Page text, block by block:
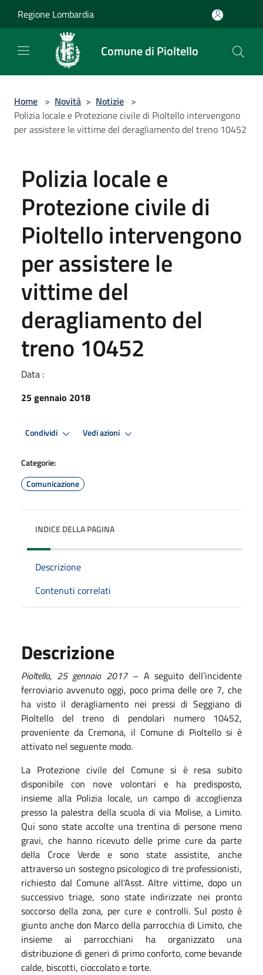
Regione Lombardia
Comune di Pioltello
Home > Novità > Notizie >
Polizia locale e Protezione civile di Pioltello intervengono
per assistere le vittime del deragliamento del treno 10452
Polizia locale e
Protezione civile di
Pioltello intervengono
per assistere le
vittime del
deragliamento del
treno 10452
Data :
25 gennaio 2018
Condividi Vedi azioni
Categorie:
Comunicazione
INDICE DELLA PAGINA
Descrizione
Contenuti correlati
Descrizione
Pioltello, 25gennaio2017– A seguito dell’incidente
ferroviario avvenuto oggi, poco prima delle ore 7, che
ha visto il deragliamento nei pressi di Seggiano di
Pioltello del treno di pendolari numero 10452,
proveniente da Cremona, il Comune di Pioltello si è
attivato nel seguente modo.
La Protezione civile del Comune si è resa subito
disponibile con nove volontari e ha predisposto,
insieme alla Polizia locale, un campo di accoglienza
presso la palestra della scuola di via Molise, a Limito.
Qui sono state accolte una trentina di persone meno
gravi, che hanno ricevuto delle prime cure da parte
della Croce Verde e sono state assistite, anche
attraverso un sostegno psicologico di tre professionisti,
richiesto dal Comune all’Asst. Altre vittime, dopo un
successivo triage, sono state indirizzate nei pronto
soccorso della zona, per cure e controlli. Sul posto è
giunto anche don Marco della parrocchia di Limito, che
insieme ai parrocchiani ha organizzato una
distribuzione di generi di primo conforto, come bevande
calde, biscotti, cioccolato e torte.